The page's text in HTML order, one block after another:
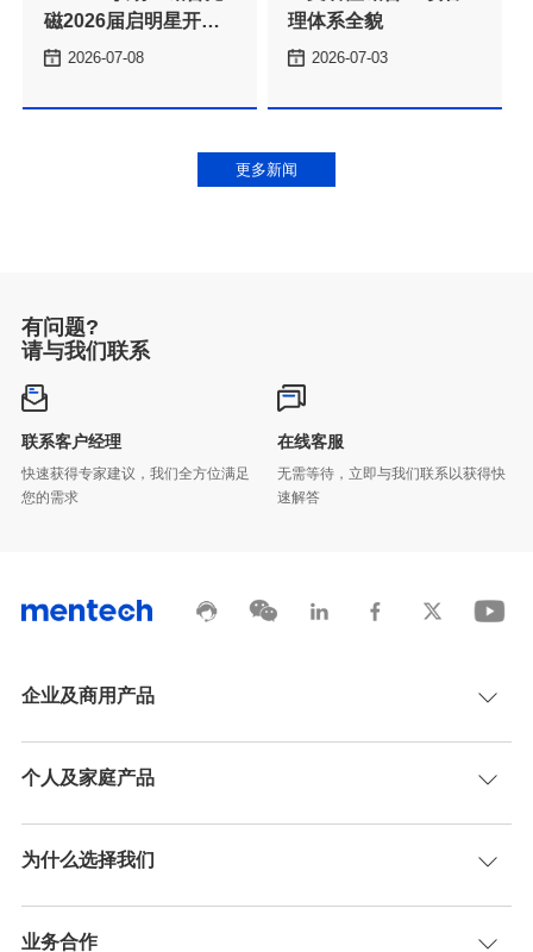
2026-07-08
理体系全貌
2026-07-03
更多新闻
有问题?
请与我们联系
联系客户经理
您的需求
在线客服
速解答
企业及商用产品
个人及家庭产品
为什么选择我们
业务合作